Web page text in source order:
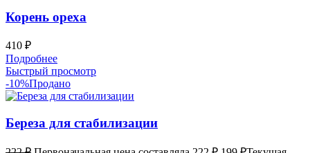
Корень ореха
410 ₽
Подробнее
Быстрый просмотр
-10%Продано
Береза для стабилизации